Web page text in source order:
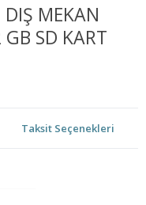
MEKAN
SD KART
Taksit Seçenekleri